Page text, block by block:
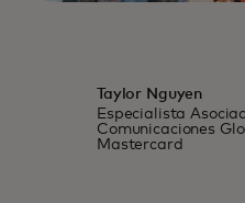
Taylor Nguyen
Especialista
Comunicaciones
Mastercard